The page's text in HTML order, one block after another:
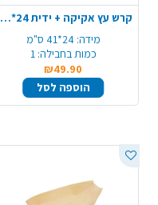
קרש עץ אקיקה + ידית 24*41 ס"מ - טבעי
מידה: 24*41 ס"מ
כמות בחבילה: 1
₪49.90
הוספה לסל